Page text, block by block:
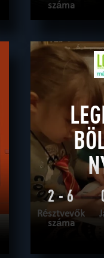
száma
2 - 6
Résztvevők
száma